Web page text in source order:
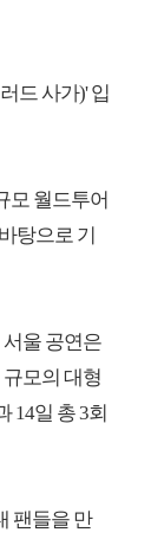
드 사가)' 입
모 월드투어
탕으로 기
울 공연은
모의 대형
14일 총 3회
팬들을 만